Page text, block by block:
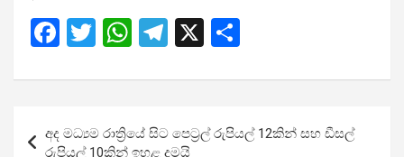
F
ce
b
o
T
tt
er
W
at
s
A
T
e
gr
a
X
ar
e
navigation
අද මධ්‍යම රාත්‍රියේ සිට පෙට්‍රල් රුපියල් 12කින් සහ ඩීසල්
රුපියල් 10කින් ඉහළ දමයි